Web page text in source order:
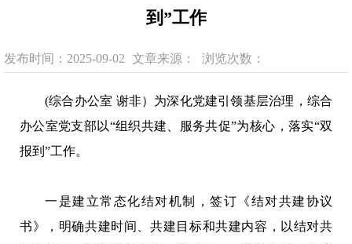
到”工作
发布时间：2025-09-02 文章来源： 浏览次数：
(综合办公室 谢非）为深化党建引领基层治理，综合
办公室党支部以“组织共建、服务共促”为核心，落实“双
报到”工作。
一是建立常态化结对机制，签订《结对共建协议
书》，明确共建时间、共建目标和共建内容，以结对共